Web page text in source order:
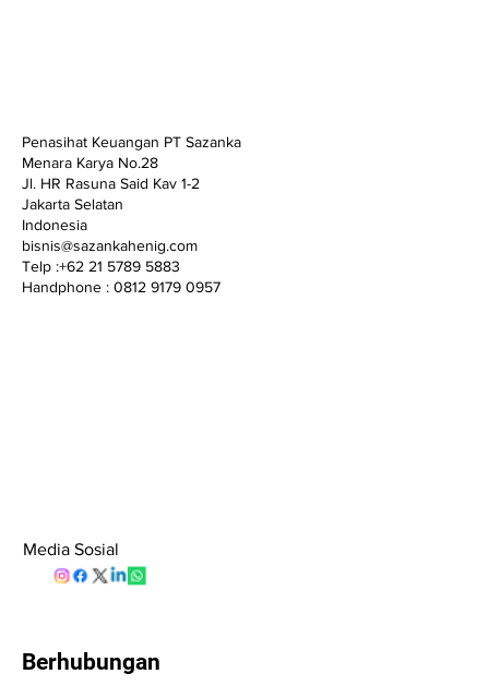
Penasihat Keuangan PT Sazanka
Menara Karya No.28
Jl. HR Rasuna Said Kav 1-2
Jakarta Selatan
Indonesia
bisnis@sazankahenig.com
Telp :+62 21 5789 5883
Handphone : 0812 9179 0957
Berhubungan
Media Sosial